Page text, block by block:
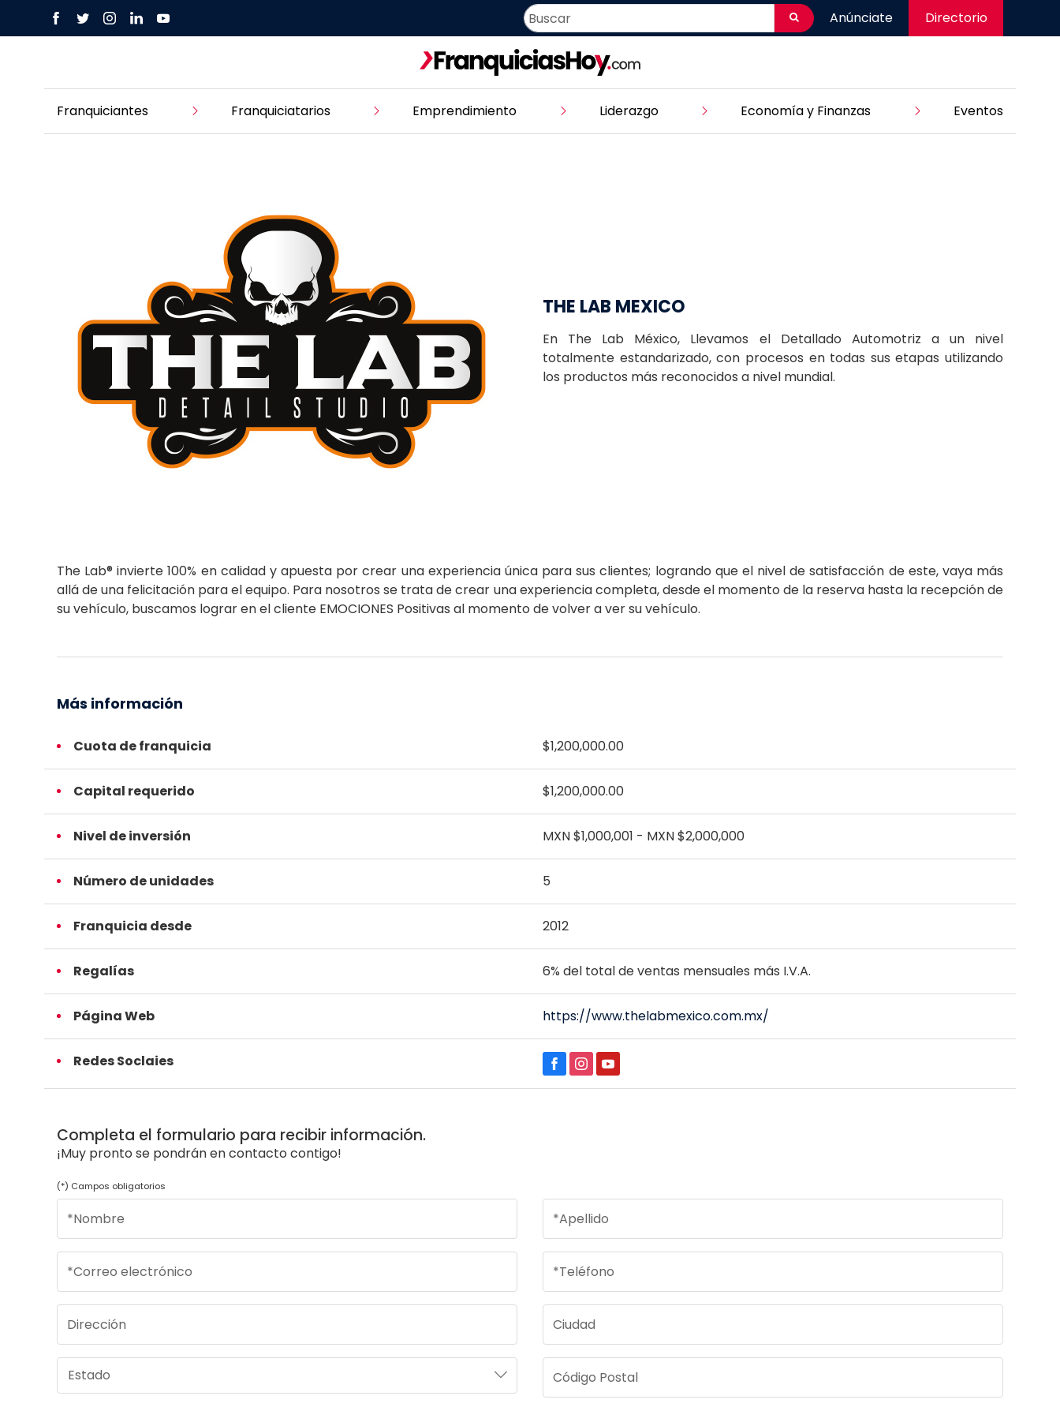
Anúnciate Directorio
Franquiciantes Franquiciatarios Emprendimiento Liderazgo Economía y Finanzas Eventos
THE LAB MEXICO
En The Lab México, Llevamos el Detallado Automotriz a un nivel
totalmente estandarizado, con procesos en todas sus etapas utilizando
los productos más reconocidos a nivel mundial.
The Lab® invierte 100% en calidad y apuesta por crear una experiencia única para sus clientes; logrando que el nivel de satisfacción de este, vaya más
allá de una felicitación para el equipo. Para nosotros se trata de crear una experiencia completa, desde el momento de la reserva hasta la recepción de
su vehículo, buscamos lograr en el cliente EMOCIONES Positivas al momento de volver a ver su vehículo.
Más información
Cuota de franquicia $1,200,000.00
Capital requerido $1,200,000.00
Nivel de inversión MXN $1,000,001 - MXN $2,000,000
Número de unidades 5
Franquicia desde 2012
Regalías 6% del total de ventas mensuales más I.V.A.
Página Web https://www.thelabmexico.com.mx/
Redes Soclaies
Completa el formulario para recibir información.
¡Muy pronto se pondrán en contacto contigo!
(*) Campos obligatorios